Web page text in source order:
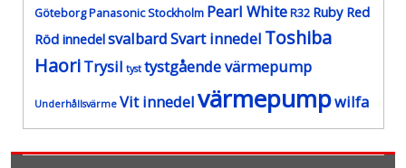
GöteborgPanasonic Stockholm Pearl WhiteR32 Ruby Red
Röd innedelsvalbardSvart innedel Toshiba
HaoriTrysil tyst tystgående värmepump
Underhållsvärme Vit innedelvärmepumpwilfa